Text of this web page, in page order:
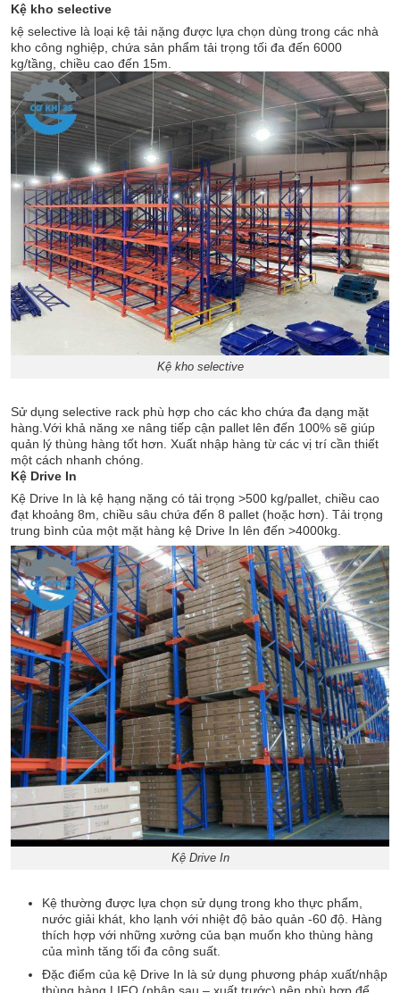
Kệ kho selective
kệ selective là loại kệ tải nặng được lựa chọn dùng trong các nhà
kho công nghiệp, chứa sản phẩm tải trọng tối đa đến 6000
kg/tầng, chiều cao đến 15m.
Kệ kho selective
Sử dụng selective rack phù hợp cho các kho chứa đa dạng mặt
hàng.Với khả năng xe nâng tiếp cận pallet lên đến 100% sẽ giúp
quản lý thùng hàng tốt hơn. Xuất nhập hàng từ các vị trí cần thiết
một cách nhanh chóng.
Kệ Drive In
Kệ Drive In là kệ hạng nặng có tải trọng >500 kg/pallet, chiều cao
đạt khoảng 8m, chiều sâu chứa đến 8 pallet (hoặc hơn). Tải trọng
trung bình của một mặt hàng kệ Drive In lên đến >4000kg.
Kệ Drive In
Kệ thường được lựa chọn sử dụng trong kho thực phẩm,
nước giải khát, kho lạnh với nhiệt độ bảo quản -60 độ. Hàng
thích hợp với những xưởng của bạn muốn kho thùng hàng
của mình tăng tối đa công suất.
Đặc điểm của kệ Drive In là sử dụng phương pháp xuất/nhập